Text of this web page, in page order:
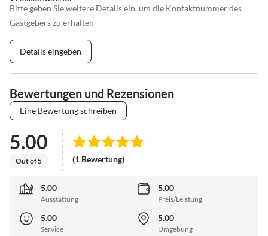
Bitte geben Sie weitere Details ein, um die Kontaktnummer des
Gastgebers zu erhalten
Details eingeben
Bewertungen und Rezensionen
Eine Bewertung schreiben
5.00
Out of 5 (1 Bewertung)
5.00
Ausstattung
5.00
Preis/Leistung
5.00
Service
5.00
Umgebung